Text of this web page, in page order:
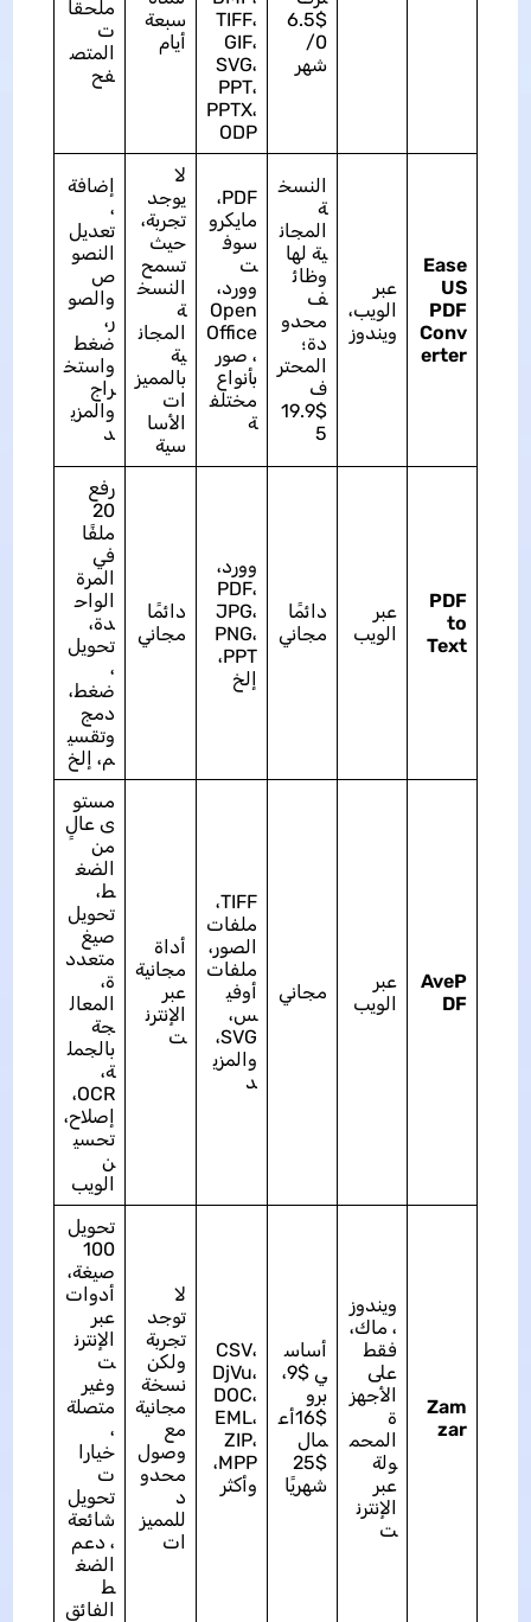
$6.5
0/
شهر
TIFF،
GIF،
SVG،
PPT،
PPTX،
ODP
سبعة
أيام
ملحقا
ت
المتص
فح
Ease
US
PDF
Conv
erter
عبر
الويب،
ويندوز
النسخ
ة
المجان
ية لها
وظائ
ف
محدو
دة؛
المحتر
ف
$19.9
5
PDF،
مايكرو
سوف
ت
وورد،
Open
Office
، صور
بأنواع
مختلف
ة
لا
يوجد
تجربة،
حيث
تسمح
النسخ
ة
المجان
ية
بالمميز
ات
الأسا
سية
إضافة
،
تعديل
النصو
ص
والصو
ر،
ضغط
واستخ
راج
والمزي
د
PDF
to
Text
عبر
الويب
دائمًا
مجاني
وورد،
PDF،
JPG،
PNG،
PPT،
إلخ
دائمًا
مجاني
رفع
20
ملفًا
في
المرة
الواح
دة،
تحويل
،
ضغط،
دمج
وتقسي
م، إلخ
AveP
DF
عبر
الويب
مجاني
TIFF،
ملفات
الصور،
ملفات
أوفي
س،
SVG،
والمزي
د
أداة
مجانية
عبر
الإنترن
ت
مستو
ى عالٍ
من
الضغ
ط،
تحويل
صيغ
متعدد
ة،
المعال
جة
بالجمل
ة،
OCR،
إصلاح،
تحسي
ن
الويب
Zam
zar
ويندوز
، ماك،
فقط
على
الأجهز
ة
المحم
ولة
عبر
الإنترن
ت
أساس
ي $9،
برو
$16أع
مال
$25
شهريًا
CSV،
DjVu،
DOC،
EML،
ZIP،
MPP،
وأكثر
لا
توجد
تجربة
ولكن
نسخة
مجانية
مع
وصول
محدو
د
للمميز
ات
تحويل
100
صيغة،
أدوات
عبر
الإنترن
ت
وغير
متصلة
،
خيارا
ت
تحويل
شائعة
، دعم
الضغ
ط
الفائق